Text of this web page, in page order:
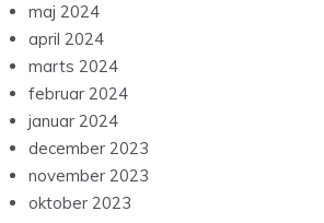
maj 2024
april 2024
marts 2024
februar 2024
januar 2024
december 2023
november 2023
oktober 2023